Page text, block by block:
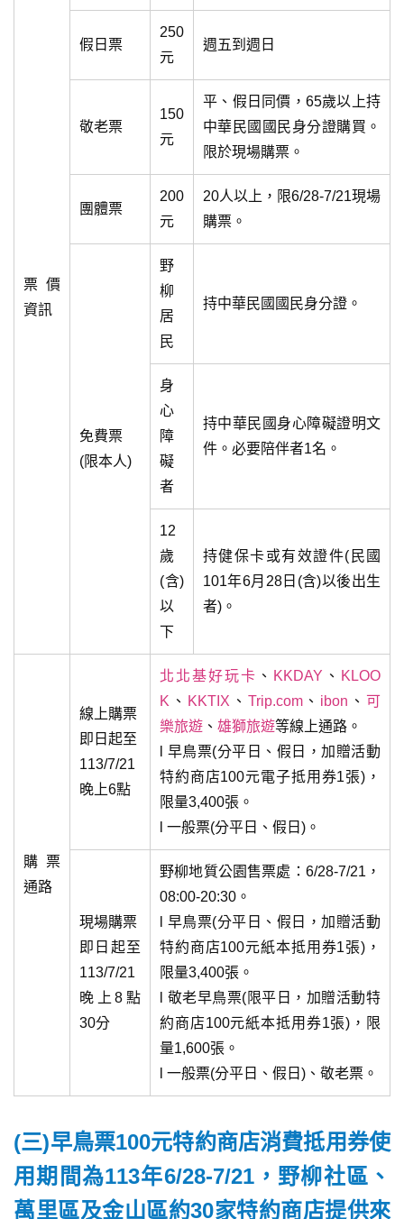
票價
資訊
假日票
250
元
週五到週日
敬老票
150
元
平、假日同價，65歲以上持
中華民國國民身分證購買。
限於現場購票。
團體票
200
元
20人以上，限6/28-7/21現場
購票。
免費票
(限本人)
野
柳
居
民
持中華民國國民身分證。
身
心
障
礙
者
持中華民國身心障礙證明文
件。必要陪伴者1名。
12
歲
(含)
以
下
持健保卡或有效證件(民國
101年6月28日(含)以後出生
者)。
購票
通路
線上購票
即日起至
113/7/21
晚上6點
北北基好玩卡 、 KKDAY 、 KLOO
K 、 KKTIX 、 Trip.com、 ibon 、 可
樂旅遊 、 雄獅旅遊等線上通路。
l 早鳥票(分平日、假日，加贈活動
特約商店100元電子抵用券1張)，
限量3,400張。
l 一般票(分平日、假日)。
現場購票
即日起至
113/7/21
晚上8點
30分
野柳地質公園售票處：6/28-7/21，
08:00-20:30。
l 早鳥票(分平日、假日，加贈活動
特約商店100元紙本抵用券1張)，
限量3,400張。
l 敬老早鳥票(限平日，加贈活動特
約商店100元紙本抵用券1張)，限
量1,600張。
l 一般票(分平日、假日)、敬老票。
(三)早鳥票100元特約商店消費抵用券使
用期間為113年6/28-7/21，野柳社區、
萬里區及金山區約30家特約商店提供來